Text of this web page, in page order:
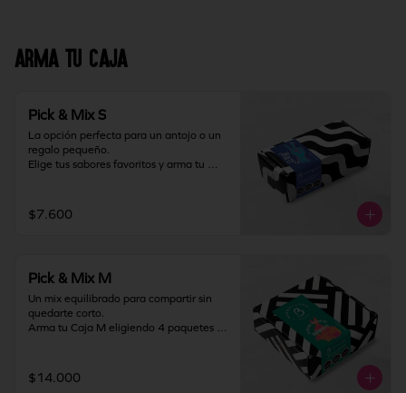
ARMA TU CAJA
Pick & Mix S
La opción perfecta para un antojo o un
regalo pequeño.
Elige tus sabores favoritos y arma tu
para probar, compartir en pequeño o
darte un gustito solo para ti.
65% HR Máx.). Una vez abierto
consumir inmediatamente.
$7.600
Pick & Mix M
Un mix equilibrado para compartir sin
quedarte corto.
Arma tu Caja M eligiendo 4 paquetes de
para regalar, llevar a una junta o
disfrutar en familia.
$14.000